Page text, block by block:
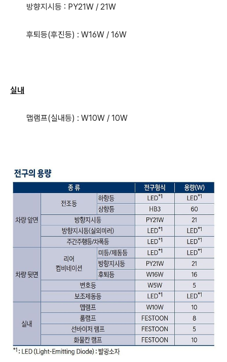
방향지시등 : PY21W / 21W
후퇴등(후진등) : W16W / 16W
실내
맵램프(실내등) : W10W / 10W